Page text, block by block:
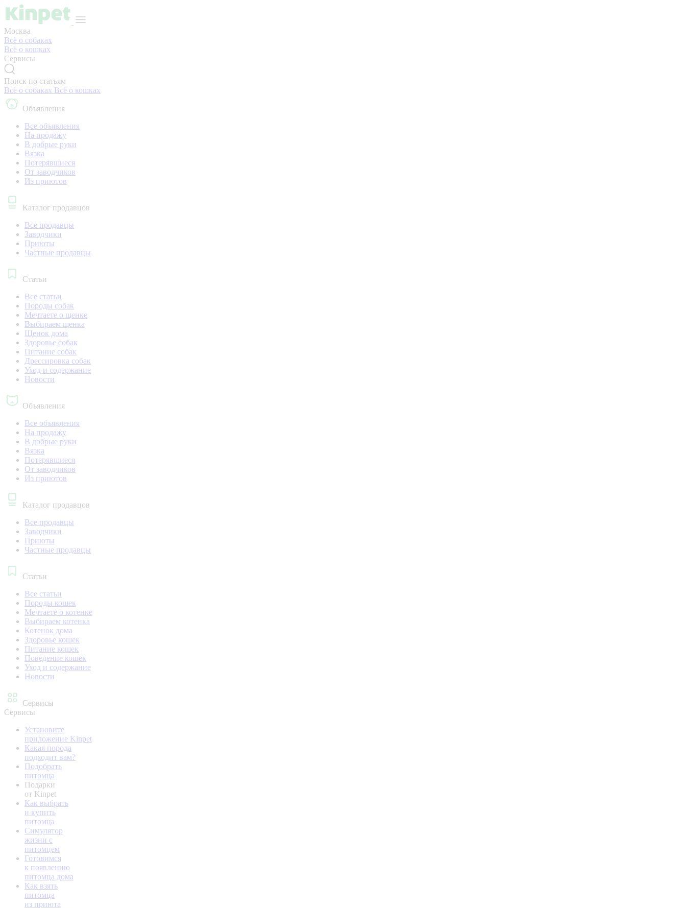
Москва
Всё о собаках
Всё о кошках
Сервисы
Поиск по статьям
Всё о собаках Всё о кошках
Объявления
Все объявления
На продажу
В добрые руки
Вязка
Потерявшиеся
От заводчиков
Из приютов
Каталог продавцов
Все продавцы
Заводчики
Приюты
Частные продавцы
Статьи
Все статьи
Породы собак
Мечтаете о щенке
Выбираем щенка
Щенок дома
Здоровье собак
Питание собак
Дрессировка собак
Уход и содержание
Новости
Объявления
Все объявления
На продажу
В добрые руки
Вязка
Потерявшиеся
От заводчиков
Из приютов
Каталог продавцов
Все продавцы
Заводчики
Приюты
Частные продавцы
Статьи
Все статьи
Породы кошек
Мечтаете о котенке
Выбираем котенка
Котенок дома
Здоровье кошек
Питание кошек
Поведение кошек
Уход и содержание
Новости
Сервисы
Сервисы
Установите
приложение Kinpet
Какая порода
подходит вам?
Подобрать
питомца
Подарки
от Kinpet
Как выбрать
и купить
питомца
Симулятор
жизни с
питомцем
Готовимся
к появлению
питомца дома
Как взять
питомца
из приюта